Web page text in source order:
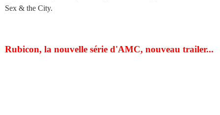
Sex & the City.
Rubicon, la nouvelle série d'AMC, nouveau trailer...